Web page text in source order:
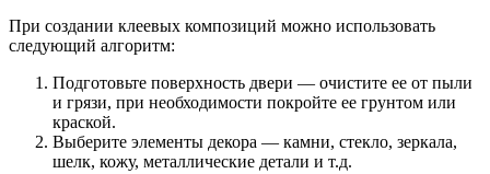
При создании клеевых композиций можно использовать
следующий алгоритм:
Подготовьте поверхность двери — очистите ее от пыли
и грязи, при необходимости покройте ее грунтом или
краской.
Выберите элементы декора — камни, стекло, зеркала,
шелк, кожу, металлические детали и т.д.